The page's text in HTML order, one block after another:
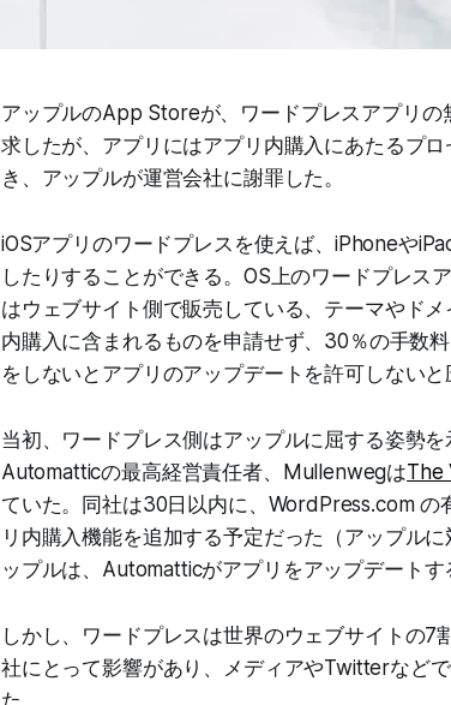
アップルのApp Storeが、ワードプレスアプリ
求したが、アプリにはアプリ内購入にあたるプ
き、アップルが運営会社に謝罪した。
iOSアプリのワードプレスを使えば、iPhoneや
したりすることができる。OS上のワードプレス
はウェブサイト側で販売している、テーマやド
内購入に含まれるものを申請せず、30％の手数
をしないとアプリのアップデートを許可しないと
当初、ワードプレス側はアップルに屈する姿勢
Automatticの最高経営責任者、MullenwegはThe
ていた。同社は30日以内に、WordPress.com
リ内購入機能を追加する予定だった（アップル
ップルは、Automatticがアプリをアップデートす
しかし、ワードプレスは世界のウェブサイトの
社にとって影響があり、メディアやTwitterなど
た。